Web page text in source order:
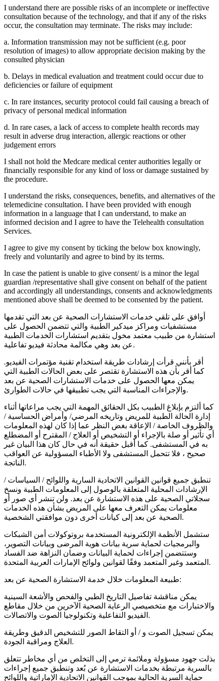
I understand there are possible risks of an incomplete or ineffective
consultation because of the technology, and that if any of the risks
occur, the consultation may terminate. The risks may include:
a. Information transmission may not be sufficient (e.g. poor
resolution of images) to allow appropriate decision making by the
consulted physician
b. Delays in medical evaluation and treatment could occur due to
deficiencies or failure of equipment
c. In rare instances, security protocol could fail causing a breach of
privacy of personal medical information
d. In rare cases, a lack of access to complete health records may
result in adverse drug interaction, allergic reactions or other
judgement errors
I shall not hold the Medcare medical center authorities legally or
financially responsible for any kind of loss or damage sustained by
the procedure.
I understand the risks, consequences, benefits, and alternatives of the
telemedicine consultation. I have been provided with enough
information in a language that I can understand, to make an
informed decision and I agree to have the Telehealth consultation
Services.
I agree to give my consent by ticking the below box knowingly,
freely and voluntarily and agree to bind by its terms.
In case the patient is unable to give consent/ is a minor the legal
guardian /representative shall give consent on behalf of the patient
and accordingly all understandings, consents and acknowledgments
mentioned above shall be deemed to be consented by the patient.
أوافق على تلقي خدمات الاستشارات الصحية عن بعد التي تقدمها
مستشفيات ومراكز ميدكير الطبية والتي تتضمن الحصول على
استشارة من طبيب معتمد مخول بتقديم استشارات الخدمات الطبية
عن بعد وهي مكالمة محادثة فيديو تفاعلية.
أقر بأنني قرأت إرشادات طريقة استخدام تقنية مؤتمرات الفيديو.
كما أقر بأن هذه الاستشارة تقتصر على بعض الحالات الطبية التي
يمكن معها الحصول على خدمات الاستشارات الصحية عن بعد
والإجراءات المناسبة التي يجب تطبيقها في حالات الطوارئ.
كما ألتزم بإبلاغ الطبيب بكل الحقائق المهمة التي يجب مراعاتها أثناء
إدارة الحالة الطبية للمريض وتاريخه المرضي/ وأمراض الحساسية /
والظروف الخاصة / الإعاقة بغض النظر عما إذا كان لهذه المعلومات
أي تأثير أو صلة بالإجراء أو التشخيص أو العلاج / المقترح أو المضطلع
به في المستشفى. كما أقبل حقيقة أنه في حال كان هذا البيان غير
صحيح ، فلا تتحمل المستشفى ولا الأطباء المسؤولية عن العواقب
الناتجة.
تنطبق جميع قوانين القوانين الاتحادية السارية واللوائح / السياسات /
الإرشادات المحلية المتعلقة بالوصول إلى المعلومات الطبية ونسخ
سجلاتي الصحية على هذه الاستشارة عن بعد. ولن تنشر أي صور أو
معلومات يمكن التعرف معها على المريض بشأن هذه الخدمات
الصحية عن بعد إلى كيانات أخرى دون موافقتي الشخصية.
ستشمل الأنظمة الإلكترونية المستخدمة بروتوكولات أمن الشبكات
والبرمجيات لحماية سرية بيانات هوية المرضى وبيانات التصوير،
وستتضمن إجراءات لحماية البيانات وضمان النزاهة ضد الفساد
المتعمد وغير المتعمد وفقًا لقوانين ولوائح الإمارات العربية المتحدة.
طبيعة المعلومات خلال خدمة الاستشارة الصحية عن بعد:
يمكن مناقشة تفاصيل التاريخ الطبي والفحص والأشعة السينية
والاختبارات مع متخصيصي الرعاية الصحية الآخرين من خلال مقاطع
الفيديو التفاعلية وتكنولوجيا الصوت والاتصالات.
يمكن تسجيل الصوت و / أو التقاط الصور للتشخيص الدقيق وطريقة
العلاج ومراقبة الجودة.
بذلت جهود مسؤولة وملائمة ترمي إلى التخلص من أي مخاطر تتعلق
بالسرية مرتبطة بخدمات الاستشارة عن بُعد وتنطبق جميع إجراءات
حماية السرية الحالية بموجب القوانين الاتحادية الإماراتية واللوائح